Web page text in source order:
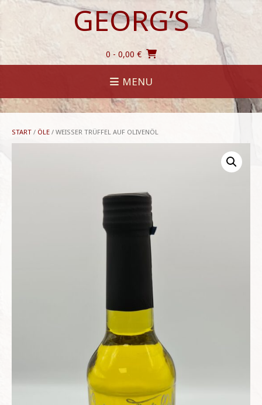
GEORG’S
0 - 0,00 €
MENU
START / ÖLE / WEISSER TRÜFFEL AUF OLIVENÖL